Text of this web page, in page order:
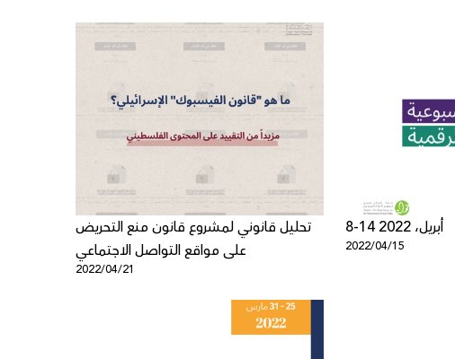
تحليل قانوني لمشروع قانون منع التحريض
على مواقع التواصل الاجتماعي
2022/04/21
8-14 أبريل، 2022
2022/04/15